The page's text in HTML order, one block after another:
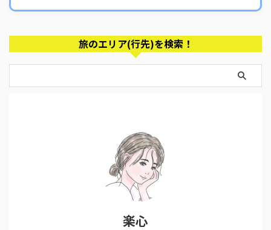
旅のエリア(行先)を検索！
楽心